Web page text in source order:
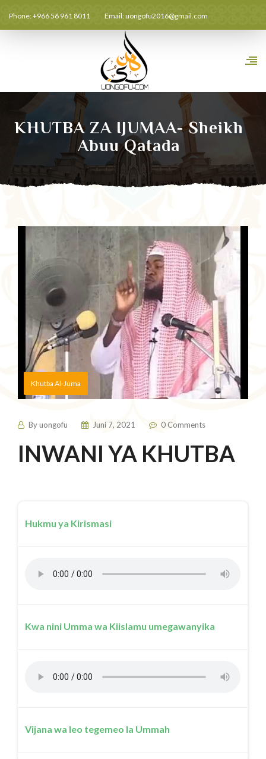
Phone: +966 56 961 8011 Email:uongofu2016@gmail.com
KHUTBA ZA IJUMAA- Sheikh
Abuu Qatada
Khutba Al-Juma
Byuongofu Juni 7, 2021 0 Comments
INWANI YA KHUTBA
Hukmu ya Kirismasi
Kwa nini Umma wa Kiislamu umegawanyika
Vijana wa leo tegemeo la Ummah